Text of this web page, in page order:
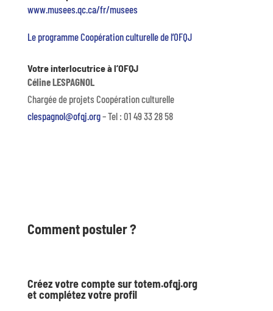
www.musees.qc.ca/fr/musees
Le programme Coopération culturelle de l’OFQJ
Votre interlocutrice à l’OFQJ
Céline LESPAGNOL
Chargée de projets Coopération culturelle
clespagnol@ofqj.org– Tel : 01 49 33 28 58
Comment postuler ?
Créez votre compte sur totem.ofqj.org
et complétez votre profil